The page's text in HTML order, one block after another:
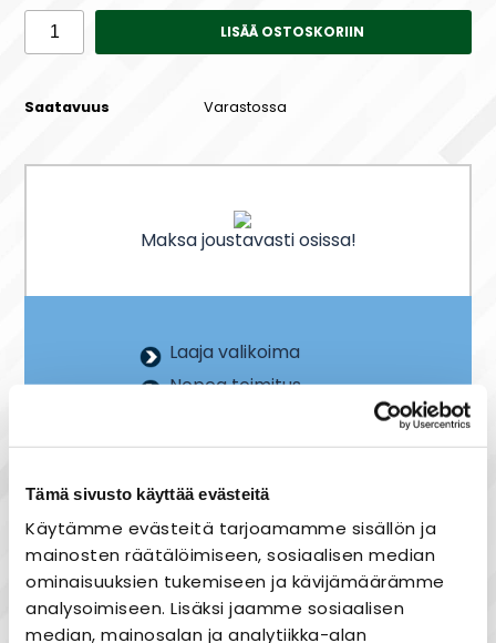
Tämä sivusto käyttää evästeitä
Käytämme evästeitä tarjoamamme sisällön ja
mainosten räätälöimiseen, sosiaalisen median
ominaisuuksien tukemiseen ja kävijämäärämme
analysoimiseen. Lisäksi jaamme sosiaalisen
median, mainosalan ja analytiikka-alan
LISÄÄ OSTOSKORIIN
Saatavuus Varastossa
Maksa joustavasti osissa!
Laaja valikoima
Nopea toimitus
Tuotekuvaus
Tekniset tiedot:
Hyundai